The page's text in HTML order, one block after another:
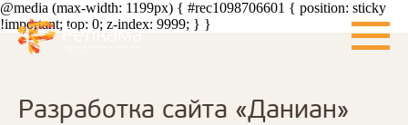
@media (max-width: 1199px) { #rec1098706601 { position: sticky
!important; top: 0; z-index: 9999; } }
Разработка сайта «Даниан»